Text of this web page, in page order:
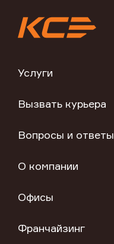
Услуги
Вызвать курьера
Вопросы и ответы
О компании
Офисы
Франчайзинг